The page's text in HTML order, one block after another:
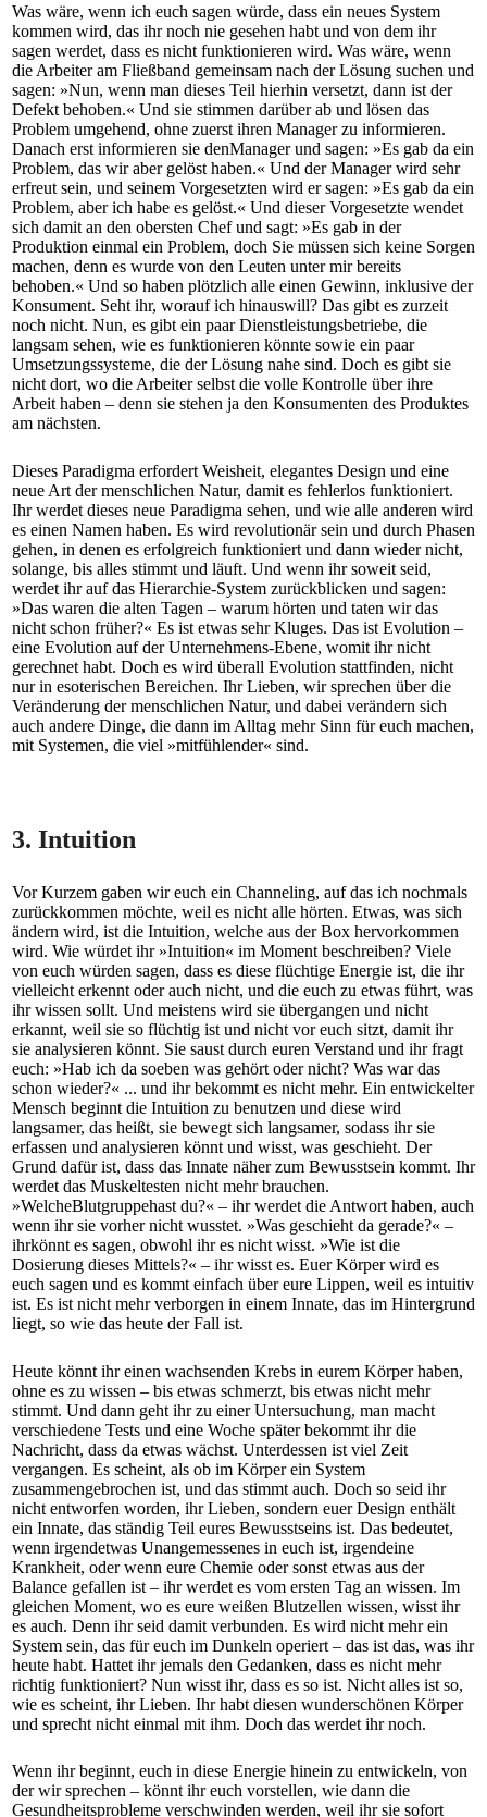
Was wäre, wenn ich euch sagen würde, dass ein neues System
kommen wird, das ihr noch nie gesehen habt und von dem ihr
sagen werdet, dass es nicht funktionieren wird. Was wäre, wenn
die Arbeiter am Fließband gemeinsam nach der Lösung suchen und
sagen: »Nun, wenn man dieses Teil hierhin versetzt, dann ist der
Defekt behoben.« Und sie stimmen darüber ab und lösen das
Problem umgehend, ohne zuerst ihren Manager zu informieren.
Danach erst informieren sie denManager und sagen: »Es gab da ein
Problem, das wir aber gelöst haben.« Und der Manager wird sehr
erfreut sein, und seinem Vorgesetzten wird er sagen: »Es gab da ein
Problem, aber ich habe es gelöst.« Und dieser Vorgesetzte wendet
sich damit an den obersten Chef und sagt: »Es gab in der
Produktion einmal ein Problem, doch Sie müssen sich keine Sorgen
machen, denn es wurde von den Leuten unter mir bereits
behoben.« Und so haben plötzlich alle einen Gewinn, inklusive der
Konsument. Seht ihr, worauf ich hinauswill? Das gibt es zurzeit
noch nicht. Nun, es gibt ein paar Dienstleistungsbetriebe, die
langsam sehen, wie es funktionieren könnte sowie ein paar
Umsetzungssysteme, die der Lösung nahe sind. Doch es gibt sie
nicht dort, wo die Arbeiter selbst die volle Kontrolle über ihre
Arbeit haben – denn sie stehen ja den Konsumenten des Produktes
am nächsten.
Dieses Paradigma erfordert Weisheit, elegantes Design und eine
neue Art der menschlichen Natur, damit es fehlerlos funktioniert.
Ihr werdet dieses neue Paradigma sehen, und wie alle anderen wird
es einen Namen haben. Es wird revolutionär sein und durch Phasen
gehen, in denen es erfolgreich funktioniert und dann wieder nicht,
solange, bis alles stimmt und läuft. Und wenn ihr soweit seid,
werdet ihr auf das Hierarchie-System zurückblicken und sagen:
»Das waren die alten Tagen – warum hörten und taten wir das
nicht schon früher?« Es ist etwas sehr Kluges. Das ist Evolution –
eine Evolution auf der Unternehmens-Ebene, womit ihr nicht
gerechnet habt. Doch es wird überall Evolution stattfinden, nicht
nur in esoterischen Bereichen. Ihr Lieben, wir sprechen über die
Veränderung der menschlichen Natur, und dabei verändern sich
auch andere Dinge, die dann im Alltag mehr Sinn für euch machen,
mit Systemen, die viel »mitfühlender« sind.
3. Intuition
Vor Kurzem gaben wir euch ein Channeling, auf das ich nochmals
zurückkommen möchte, weil es nicht alle hörten. Etwas, was sich
ändern wird, ist die Intuition, welche aus der Box hervorkommen
wird. Wie würdet ihr »Intuition« im Moment beschreiben? Viele
von euch würden sagen, dass es diese flüchtige Energie ist, die ihr
vielleicht erkennt oder auch nicht, und die euch zu etwas führt, was
ihr wissen sollt. Und meistens wird sie übergangen und nicht
erkannt, weil sie so flüchtig ist und nicht vor euch sitzt, damit ihr
sie analysieren könnt. Sie saust durch euren Verstand und ihr fragt
euch: »Hab ich da soeben was gehört oder nicht? Was war das
schon wieder?« ... und ihr bekommt es nicht mehr. Ein entwickelter
Mensch beginnt die Intuition zu benutzen und diese wird
langsamer, das heißt, sie bewegt sich langsamer, sodass ihr sie
erfassen und analysieren könnt und wisst, was geschieht. Der
Grund dafür ist, dass das Innate näher zum Bewusstsein kommt. Ihr
werdet das Muskeltesten nicht mehr brauchen.
»WelcheBlutgruppehast du?« – ihr werdet die Antwort haben, auch
wenn ihr sie vorher nicht wusstet. »Was geschieht da gerade?« –
ihrkönnt es sagen, obwohl ihr es nicht wisst. »Wie ist die
Dosierung dieses Mittels?« – ihr wisst es. Euer Körper wird es
euch sagen und es kommt einfach über eure Lippen, weil es intuitiv
ist. Es ist nicht mehr verborgen in einem Innate, das im Hintergrund
liegt, so wie das heute der Fall ist.
Heute könnt ihr einen wachsenden Krebs in eurem Körper haben,
ohne es zu wissen – bis etwas schmerzt, bis etwas nicht mehr
stimmt. Und dann geht ihr zu einer Untersuchung, man macht
verschiedene Tests und eine Woche später bekommt ihr die
Nachricht, dass da etwas wächst. Unterdessen ist viel Zeit
vergangen. Es scheint, als ob im Körper ein System
zusammengebrochen ist, und das stimmt auch. Doch so seid ihr
nicht entworfen worden, ihr Lieben, sondern euer Design enthält
ein Innate, das ständig Teil eures Bewusstseins ist. Das bedeutet,
wenn irgendetwas Unangemessenes in euch ist, irgendeine
Krankheit, oder wenn eure Chemie oder sonst etwas aus der
Balance gefallen ist – ihr werdet es vom ersten Tag an wissen. Im
gleichen Moment, wo es eure weißen Blutzellen wissen, wisst ihr
es auch. Denn ihr seid damit verbunden. Es wird nicht mehr ein
System sein, das für euch im Dunkeln operiert – das ist das, was ihr
heute habt. Hattet ihr jemals den Gedanken, dass es nicht mehr
richtig funktioniert? Nun wisst ihr, dass es so ist. Nicht alles ist so,
wie es scheint, ihr Lieben. Ihr habt diesen wunderschönen Körper
und sprecht nicht einmal mit ihm. Doch das werdet ihr noch.
Wenn ihr beginnt, euch in diese Energie hinein zu entwickeln, von
der wir sprechen – könnt ihr euch vorstellen, wie dann die
Gesundheitsprobleme verschwinden werden, weil ihr sie sofort